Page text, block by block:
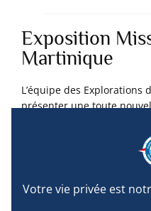
Exposition
Martinique
L’équipe des Explorations
présenter une toute
vingtaine de panneaux
de tortues marines dans
du Musée